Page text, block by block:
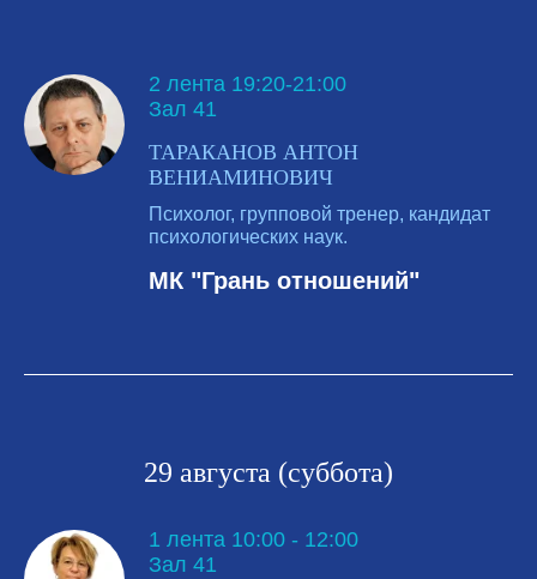
2 лента 19:20-21:00
Зал 41
ТАРАКАНОВ АНТОН
ВЕНИАМИНОВИЧ
Психолог, групповой тренер, кандидат
психологических наук.
МК "Грань отношений"
29 августа (суббота)
1 лента 10:00 - 12:00
Зал 41